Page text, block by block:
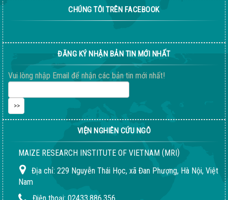
04-08-2026 06:14:37 PM
CHÚNG TÔI TRÊN FACEBOOK
ĐĂNG KÝ NHẬN BẢN TIN MỚI NHẤT
Vui lòng nhập Email để nhận các bản tin mới nhất!
VIỆN NGHIÊN CỨU NGÔ
MAIZE RESEARCH INSTITUTE OF VIETNAM (MRI)
Địa chỉ: 229 Nguyễn Thái Học, xã Đan Phượng, Hà Nội, Việt
Nam